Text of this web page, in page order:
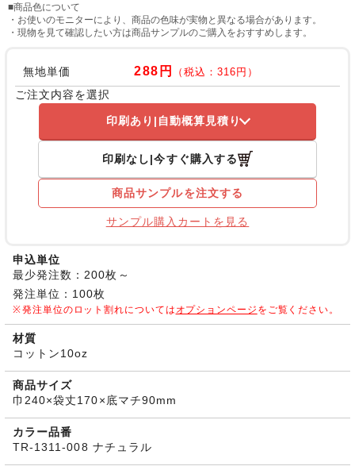
■商品色について
・お使いのモニターにより、商品の色味が実物と異なる場合があります。
・現物を見て確認したい方は商品サンプルのご購入をおすすめします。
無地単価 288円 （税込：316円）
ご注文内容を選択
印刷あり 自動概算見積り
印刷なし 今すぐ購入する
商品サンプルを注文する
サンプル購入カートを見る
申込単位
最少発注数：200枚～
発注単位：100枚
発注単位のロット割れについては オプションページ をご覧ください。
材質
コットン10oz
商品サイズ
巾240×袋丈170×底マチ90mm
カラー品番
TR-1311-008 ナチュラル